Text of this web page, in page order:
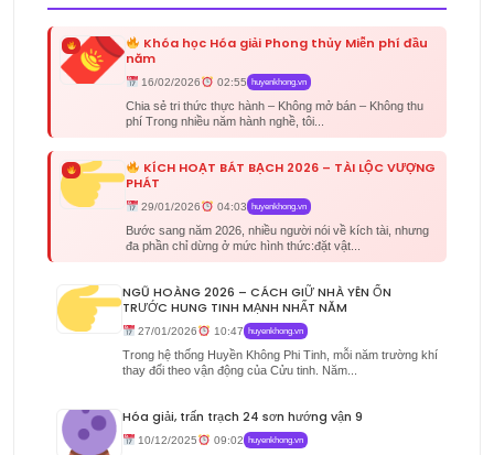
Khóa học Hóa giải Phong thủy Miễn phí đầu
năm
16/02/2026 02:55 huyenkhong.vn
Chia sẻ tri thức thực hành – Không mở bán – Không thu
phí Trong nhiều năm hành nghề, tôi...
KÍCH HOẠT BÁT BẠCH 2026 – TÀI LỘC VƯỢNG
PHÁT
29/01/2026 04:03 huyenkhong.vn
Bước sang năm 2026, nhiều người nói về kích tài, nhưng
đa phần chỉ dừng ở mức hình thức:đặt vật...
NGŨ HOÀNG 2026 – CÁCH GIỮ NHÀ YÊN ỔN
TRƯỚC HUNG TINH MẠNH NHẤT NĂM
27/01/2026 10:47 huyenkhong.vn
Trong hệ thống Huyền Không Phi Tinh, mỗi năm trường khí
thay đổi theo vận động của Cửu tinh. Năm...
Hóa giải, trấn trạch 24 sơn hướng vận 9
10/12/2025 09:02 huyenkhong.vn